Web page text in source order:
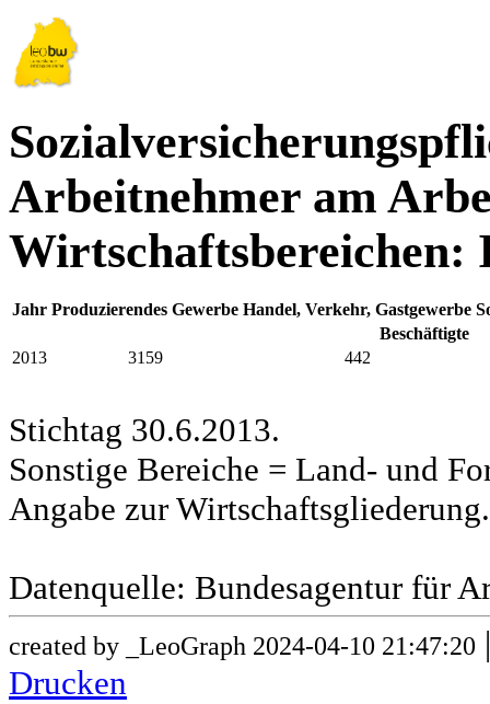
Arbeitnehmer am
Wirtschaftsbereichen:
Jahr Produzierendes Gewerbe Handel, Verkehr, Gastgewerbe
Beschäftigte
2013
3159 442
Stichtag 30.6.2013.
Sonstige Bereiche = Land- und
Angabe zur Wirtschaftsgliederung.
Datenquelle: Bundesagentur für
created by _LeoGraph 2024-04-10 21:47:20
Drucken